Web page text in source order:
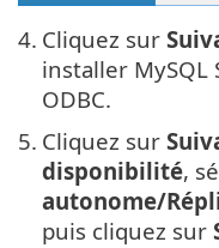
4. Cliquez sur
installer
ODBC.
5. Cliquez sur
disponibilité,
autonome/
puis cliquez sur